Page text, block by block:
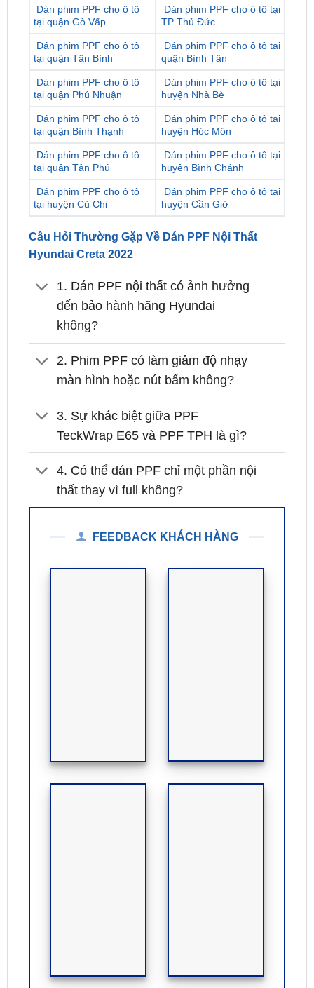
Dán phim PPF cho ô tô
tại quận Gò Vấp
Dán phim PPF cho ô tô tại
TP Thủ Đức
Dán phim PPF cho ô tô
tại quận Tân Bình
Dán phim PPF cho ô tô tại
quận Bình Tân
Dán phim PPF cho ô tô
tại quận Phú Nhuận
Dán phim PPF cho ô tô tại
huyện Nhà Bè
Dán phim PPF cho ô tô
tại quận Bình Thạnh
Dán phim PPF cho ô tô tại
huyện Hóc Môn
Dán phim PPF cho ô tô
tại quận Tân Phú
Dán phim PPF cho ô tô tại
huyện Bình Chánh
Dán phim PPF cho ô tô
tại huyện Củ Chi
Dán phim PPF cho ô tô tại
huyện Cần Giờ
Câu Hỏi Thường Gặp Về Dán PPF Nội Thất
Hyundai Creta 2022
1. Dán PPF nội thất có ảnh hưởng
đến bảo hành hãng Hyundai
không?
2. Phim PPF có làm giảm độ nhạy
màn hình hoặc nút bấm không?
3. Sự khác biệt giữa PPF
TeckWrap E65 và PPF TPH là gì?
4. Có thể dán PPF chỉ một phần nội
thất thay vì full không?
FEEDBACK KHÁCH HÀNG